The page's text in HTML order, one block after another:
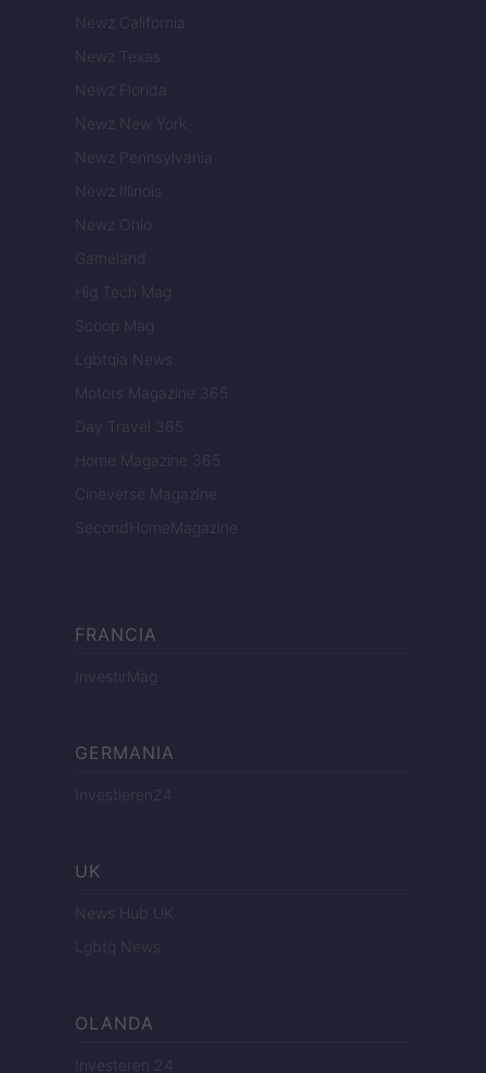
Newz California
Newz Texas
Newz Florida
Newz New York
Newz Pennsylvania
Newz Illinois
Newz Ohio
Gameland
Hig Tech Mag
Scoop Mag
Lgbtqia News
Motors Magazine 365
Day Travel 365
Home Magazine 365
Cineverse Magazine
SecondHomeMagazine
FRANCIA
InvestirMag
GERMANIA
Investieren24
UK
News Hub UK
Lgbtq News
OLANDA
Investeren 24